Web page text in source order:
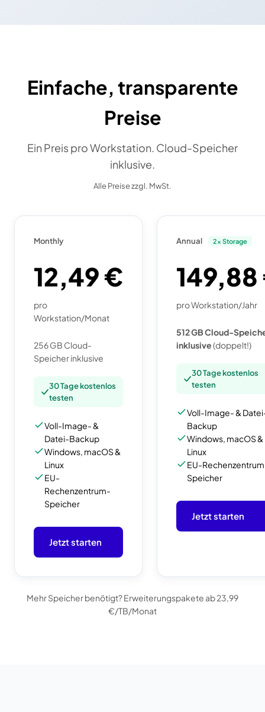
Einfache, transparente
Preise
Ein Preis pro Workstation. Cloud-Speicher
inklusive.
Alle Preise zzgl. MwSt.
Monthly
12,49 €
pro
Workstation/Monat
256 GB Cloud-
Speicher inklusive
30 Tage kostenlos
testen
Voll-Image- &
Datei-Backup
Windows, macOS &
Linux
EU-
Rechenzentrum-
Speicher
Jetzt starten
Annual 2x Storage
pro Workstation/Jahr
512 GB Cloud-
inklusive(doppelt!)
30 Tage kostenlos
testen
Voll-Image- &
Backup
Windows, macOS &
Linux
EU-
Speicher
Jetzt starten
Mehr Speicher benötigt? Erweiterungspakete ab 23,99
€/TB/Monat